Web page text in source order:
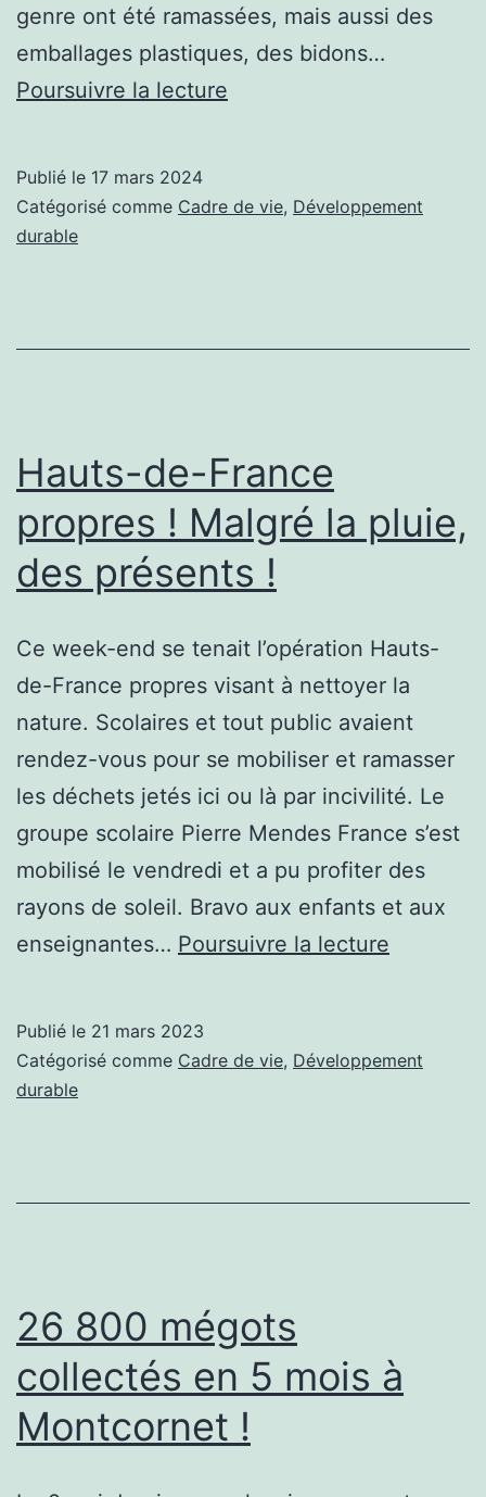
genre ont été ramassées, mais aussi des
emballages plastiques, des bidons…
Poursuivre la lecture
quantité
!
Publié le 17 mars 2024
Catégorisé comme Cadre de vie, Développement
durable
Hauts-de-France
propres ! Malgré la pluie,
des présents !
Ce week-end se tenait l’opération Hauts-
de-France propres visant à nettoyer la
nature. Scolaires et tout public avaient
rendez-vous pour se mobiliser et ramasser
les déchets jetés ici ou là par incivilité. Le
groupe scolaire Pierre Mendes France s’est
mobilisé le vendredi et a pu profiter des
rayons de soleil. Bravo aux enfants et aux
enseignantes… Poursuivre la lecture
propres
pluie,
Publié le 21 mars 2023
Catégorisé comme Cadre de vie, Développement
durable
26 800 mégots
collectés en 5 mois à
Montcornet !